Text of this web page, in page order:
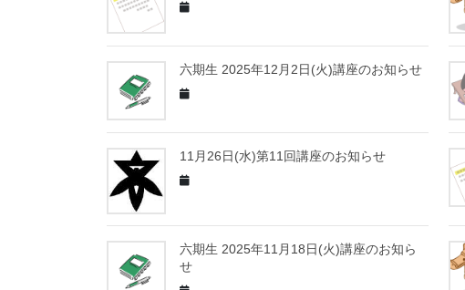
六期生 2025年12月2日(火)講座のお知らせ
11月26日(水)第11回講座のお知らせ
六期生 2025年11月18日(火)講座のお知ら
せ